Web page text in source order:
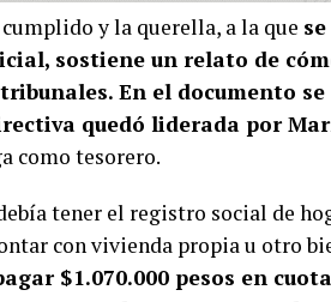
y la querella, a la que
sostiene un relato de
En el documento
quedó liderada por
como tesorero.
tener el registro social de
con vivienda propia u otro
$1.070.000 pesos en